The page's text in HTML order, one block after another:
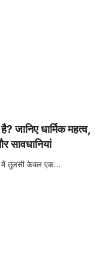
धार्मिक महत्व,
सावधानियां
में तुलसी केवल एक…